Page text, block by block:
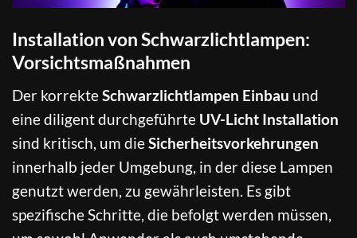
Installation von Schwarzlichtlampen:
Vorsichtsmaßnahmen
Der korrekteSchwarzlichtlampen Einbau und
eine diligent durchgeführte UV-Licht Installation
sind kritisch, um dieSicherheitsvorkehrungen
innerhalb jeder Umgebung, in der diese Lampen
genutzt werden, zu gewährleisten. Es gibt
spezifische Schritte, die befolgt werden müssen,